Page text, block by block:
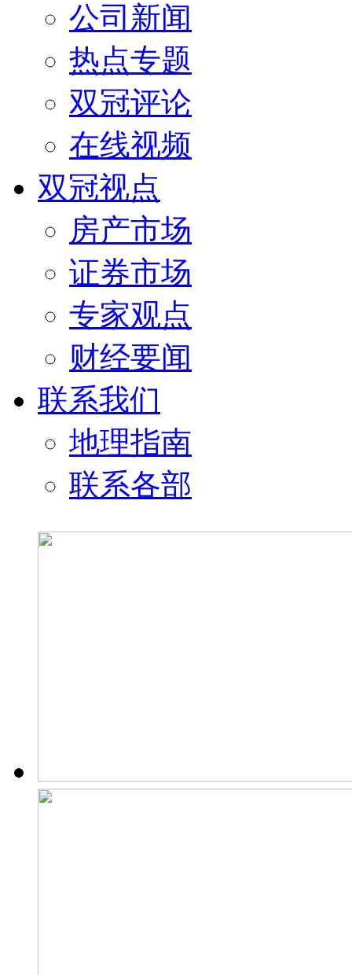
公司新闻
热点专题
双冠评论
在线视频
双冠视点
房产市场
证券市场
专家观点
财经要闻
联系我们
地理指南
联系各部